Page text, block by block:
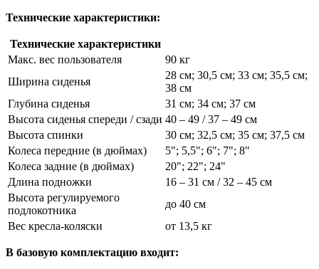
Технические характеристики:
Технические характеристики
Макс. вес пользователя
90 кг
Ширина сиденья
28 см; 30,5 см; 33 см; 35,5 см;
38 см
Глубина сиденья
31 см; 34 см; 37 см
Высота сиденья спереди / сзади 40 – 49 / 37 – 49 см
Высота спинки
30 см; 32,5 см; 35 см; 37,5 см
Колеса передние (в дюймах)
5"; 5,5"; 6"; 7"; 8"
Колеса задние (в дюймах)
20"; 22"; 24"
Длина подножки
16 – 31 см / 32 – 45 см
Высота регулируемого
подлокотника
до 40 см
Вес кресла-коляски
от 13,5 кг
В базовую комплектацию входит: